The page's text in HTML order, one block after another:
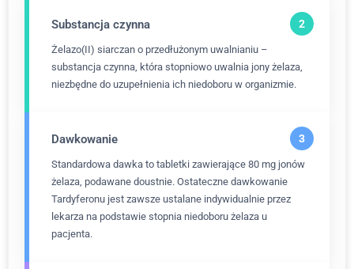
Substancja czynna
Żelazo(II) siarczan o przedłużonym uwalnianiu –
substancja czynna, która stopniowo uwalnia jony żelaza,
niezbędne do uzupełnienia ich niedoboru w organizmie.
Dawkowanie
Standardowa dawka to tabletki zawierające 80 mg jonów
żelaza, podawane doustnie. Ostateczne dawkowanie
Tardyferonu jest zawsze ustalane indywidualnie przez
lekarza na podstawie stopnia niedoboru żelaza u
pacjenta.